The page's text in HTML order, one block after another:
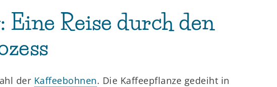
Eine Reise durch den
der Kaffeebohnen. Die Kaffeepflanze gedeiht in